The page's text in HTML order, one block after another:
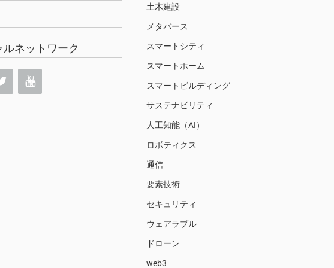
ルネットワーク
土木建設
メタバース
スマートシティ
スマートホーム
スマートビルディング
サステナビリティ
人工知能（AI）
ロボティクス
通信
要素技術
セキュリティ
ウェアラブル
ドローン
web3